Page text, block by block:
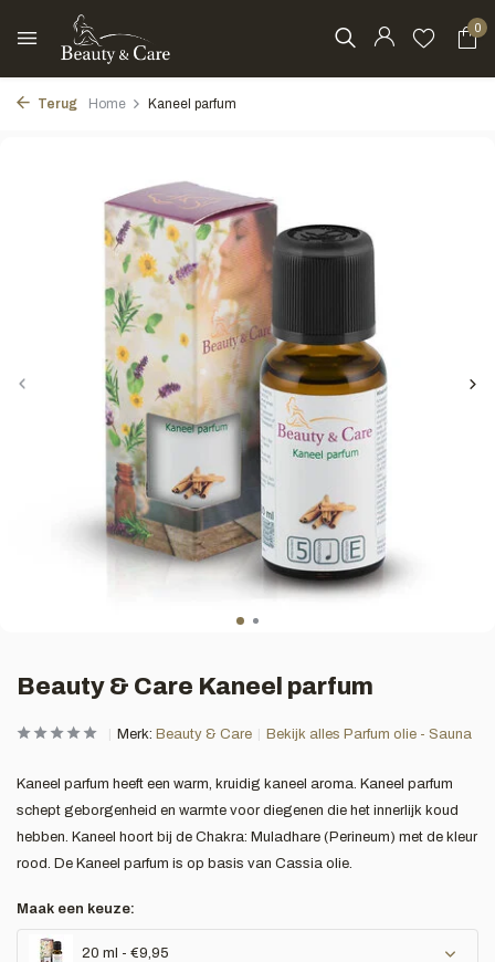
0
Terug Home Kaneel parfum
Beauty & Care Kaneel parfum
Merk: Beauty & Care Bekijk alles Parfum olie - Sauna
Kaneel parfum heeft een warm, kruidig kaneel aroma. Kaneel parfum
schept geborgenheid en warmte voor diegenen die het innerlijk koud
hebben. Kaneel hoort bij de Chakra: Muladhare (Perineum) met de kleur
rood. De Kaneel parfum is op basis van Cassia olie.
Maak een keuze:
20 ml - €9,95